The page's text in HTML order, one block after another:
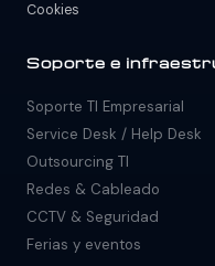
Cookies
Soporte e
Soporte TI Empresarial
Service Desk / Help Desk
Outsourcing TI
Redes & Cableado
CCTV & Seguridad
Ferias y eventos